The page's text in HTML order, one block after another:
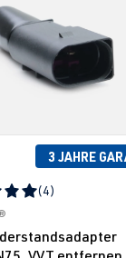
3 JAHRE
(4)